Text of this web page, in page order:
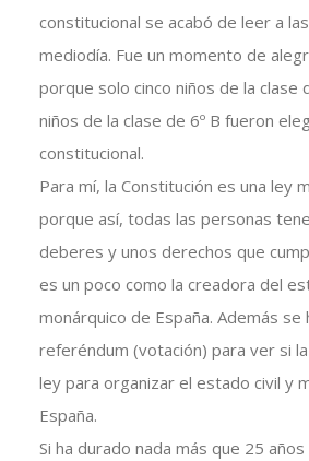
constitucional se acabó de leer a
mediodía. Fue un momento de
porque solo cinco niños de la clase
niños de la clase de 6º B fueron
constitucional.
Para mí, la Constitución es una ley
porque así, todas las personas
deberes y unos derechos que
es un poco como la creadora del
monárquico de España. Además se
referéndum (votación) para ver si
ley para organizar el estado civil y
España.
Si ha durado nada más que 25